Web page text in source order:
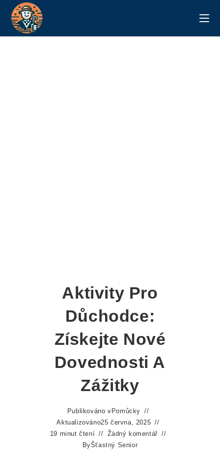
Aktivity Pro
Důchodce:
Získejte Nové
Dovednosti A
Zážitky
Publikováno v Pomůcky
Aktualizováno25 června, 2025
19 minut čtení
Žádný komentář
ByŠťastný Senior